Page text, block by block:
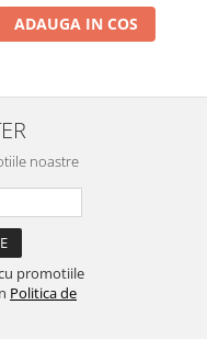
ADAUGA IN COS
noastre
promotiile
Politica de